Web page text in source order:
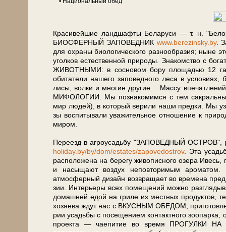
Красивейшие ланд­шаф­ты Бе­ла­ру­си — т. н.
БИОСФЕРНЫЙ ЗАПОВЕДНИК www.berezinsky.by.
для охра­ны био­ло­ги­че­ско­го раз­но­об­ра­зия; ны­не
угол­ков есте­ствен­ной при­ро­ды. Зна­ком­ство с
ЖИВОТНЫМИ: в сосновом бору пло­ща­дью 12 га
обитатели на­ше­го за­по­вед­но­го ле­са в
лисы, волки и мно­гие дру­гие… Массу
МИФОЛОГИИ. Мы познакомимся с тем
мир лю­дей), в ко­то­рый верили на­ши пред­ки. Мы
зы воспитывали уважительное отношение к
ми­ром.
Пе­ре­езд в аг­ро­усадь­бу "ЗАПОВЕДНЫЙ ОСТРОВ",
holiday.by/by/dom/estates/zapovedostrov. Эта
рас­по­ло­же­на на бе­ре­гу жи­во­пис­но­го озе­ра Ивесь,
и насыщают воз­дух неповторимым ароматом.
атмосферный дизайн воз­вра­ща­ет во вре­ме­на
зии. Интерьеры всех по­ме­ще­ний мож­но
до­маш­ней едой на гриле из ­мест­ных продуктов,
хо­зя­е­ва ждут нас с ВКУСНЫМ ОБЕДОМ,
рии усадь­бы с по­се­ще­ни­ем контактного
про­ек­та — чаепитие во вре­мя ПРОГУЛКИ НА